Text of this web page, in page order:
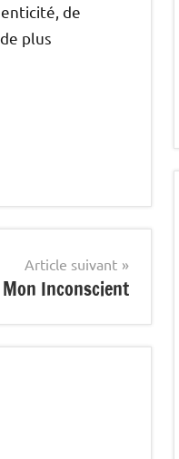
de
plus
Article suivant
Mon Inconscient